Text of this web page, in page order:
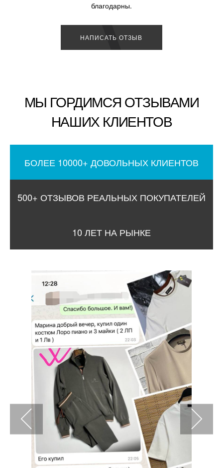
благодарны.
НАПИСАТЬ ОТЗЫВ
МЫ ГОРДИМСЯ ОТЗЫВАМИ
НАШИХ КЛИЕНТОВ
БОЛЕЕ 10000+ ДОВОЛЬНЫХ КЛИЕНТОВ
500+ ОТЗЫВОВ РЕАЛЬНЫХ ПОКУПАТЕЛЕЙ
10 ЛЕТ НА РЫНКЕ